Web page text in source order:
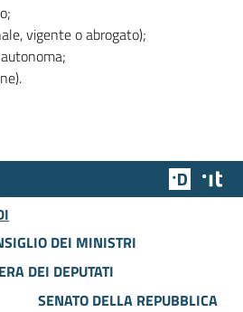
vigente o abrogato);
Team
DEI MINISTRI
DEI DEPUTATI
SENATO DELLA REPUBBLICA